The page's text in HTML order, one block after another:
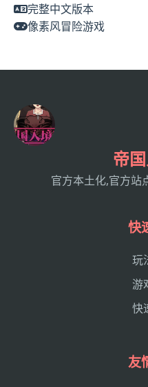
完整中文版本
像素风冒险游戏
帝
官方本土化,官方站
快
玩
游
快
友